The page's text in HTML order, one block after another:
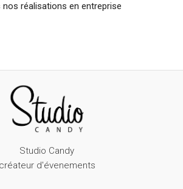
nos réalisations en entreprise
Studio Candy
créateur d'évenements